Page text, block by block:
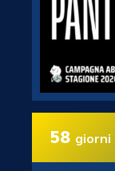
58 giorni